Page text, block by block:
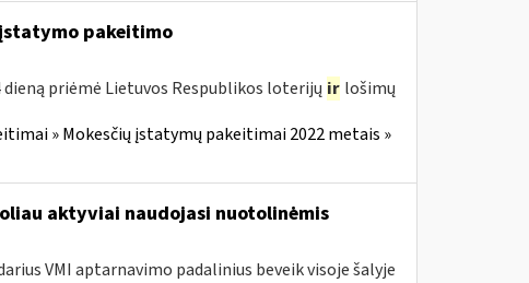
pakeitimo
priėmė Lietuvos Respublikos loterijų ir lošimų
» Mokesčių įstatymų pakeitimai 2022 metais »
aktyviai naudojasi nuotolinėmis
VMI aptarnavimo padalinius beveik visoje šalyje